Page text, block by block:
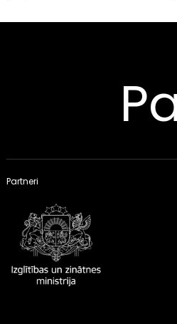
Partneri